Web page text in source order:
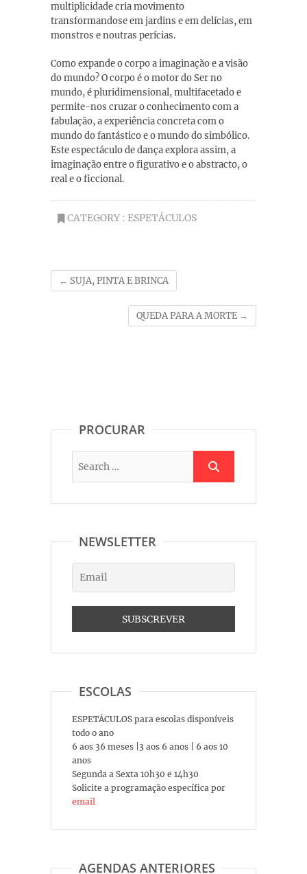
multiplicidade cria movimento
transformandose em jardins e em delícias, em
monstros e noutras perícias.
Como expande o corpo a imaginação e a visão
do mundo? O corpo é o motor do Ser no
mundo, é pluridimensional, multifacetado e
permite-nos cruzar o conhecimento com a
fabulação, a experiência concreta com o
mundo do fantástico e o mundo do simbólico.
Este espectáculo de dança explora assim, a
imaginação entre o figurativo e o abstracto, o
real e o ficcional.
CATEGORY : ESPETÁCULOS
← SUJA, PINTA E BRINCA
QUEDA PARA A MORTE →
PROCURAR
NEWSLETTER
ESCOLAS
ESPETÁCULOS para escolas disponíveis
todo o ano
6 aos 36 meses |3 aos 6 anos | 6 aos 10
anos
Segunda a Sexta 10h30 e 14h30
Solicite a programação específica por
email
AGENDAS ANTERIORES